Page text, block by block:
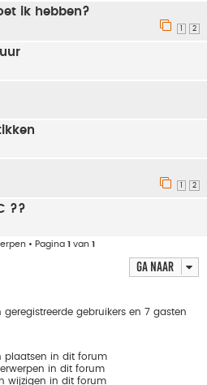
ik hebben?
2
2
??
• Pagina 1 van 1
Ga naar
gebruikers en 7 gasten
plaatsen in dit forum
in dit forum
wijzigen in dit forum